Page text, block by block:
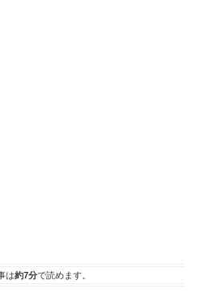
は約7分で読めます。